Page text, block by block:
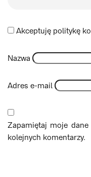
Akceptuję politykę
Nazwa
Adres e-mail
Zapamiętaj moje
kolejnych komentarzy.